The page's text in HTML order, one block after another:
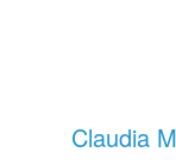
Claudia